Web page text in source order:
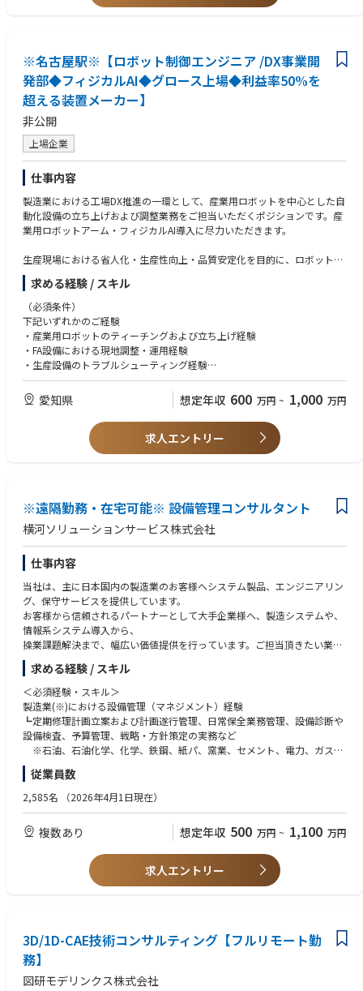
※名古屋駅※【ロボット制御エンジニア /DX事業開
発部◆フィジカルAI◆グロース上場◆利益率50%を
超える装置メーカー】
非公開
上場企業
仕事内容
製造業における工場DX推進の一環として、産業用ロボットを中心とした自
動化設備の立ち上げおよび調整業務をご担当いただくポジションです。産
業用ロボットアーム・フィジカルAI導入に尽力いただきます。
生産現場における省人化・生産性向上・品質安定化を目的に、ロボットシ
ステムを中心とした自動化ラインの構築および最適化を行っていただきま
す。
【業務内容】
・産業用ロボットのティーチングおよび動作調整
・ロボットアームの立ち上げ・現地調整
・FA設備の導入・試運転・最適化
・AMR（自律搬送ロボット）の導入支援・運用
・工場DXに伴う自動化設備の実装支援
【変更の範囲】会社の定める全ての業務
・機械設計、組立サポートエンジニア
・外観検査装置ソフトウェアエンジニア
・電気制御エンジニア
・AI画像検査ラインの導入・保守サポート
・AI外観検査_画像処理エンジニア
・AIテックリード
・AIエンジニア
※※※※※※※※※※※※※※※※※※※※※※※※※※※※※※※※※
※※※※※※※※※※※
■ご推薦ポイント
①経験の幅が広い：当社は前年150%成長のため案件数が増加していま
用したソリューションのため、製造現場DXにおける経験の幅や量を加速度
的に拡げることができます。
②昇給：当社は設備込みで数千万円の案件を粗利益率80％以上で受注納品
しております。そのため納品に直接的に携われる本ポジションでは活躍が
利益に直結するため、直近でご入社されたエンジニアの皆さまの多くが半
期の査定で評価され昇給しています。
③業務のやりがい(現場の声)：当社は営業が20代の製造業未経験でマイン
ドが良い人材を中心に構成されているため、若手の営業が必死に受注した
案件の納品を具現化すべく技術者としての腕が鳴り、やりがいを感じると
いう現場の声をいただいています。
④企業の成長性：3年11か月で上場し、検査工程の自動化ソリューション
した経営運営をしているため、長期でのキャリアを築ける環境がありま
す。
エンジニアは20代～60代と幅広いご年齢の方がご活躍されております。
求める経験 / スキル
（必須条件）
下記いずれかのご経験
・産業用ロボットのティーチングおよび立ち上げ経験
・FA設備における現地調整・運用経験
・生産設備のトラブルシューティング経験
・製造業またはFA業界での自動化設備対応経験
（歓迎条件）
・画像処理・カメラ調整経験
・AMR(自律搬送ロボット)の導入経験
・協働ロボット(関節型ロボット)の導入・運用経験
愛知県 想定年収 600 万円 ~ 1,000 万円
求人エントリー
※遠隔勤務・在宅可能※ 設備管理コンサルタント
横河ソリューションサービス株式会社
仕事内容
当社は、主に日本国内の製造業のお客様へシステム製品、エンジニアリン
グ、保守サービスを提供しています。
お客様から信頼されるパートナーとして大手企業様へ、製造システムや、
情報系システム導入から、
操業課題解決まで、幅広い価値提供を行っています。ご担当頂きたい業務
内容は以下の通りです。
＜仕事内容＞
●プラントにおける現場と経営をつなぐコンサルティング
設備管理コンサルタントとして現場の課題と経営の課題をつないで設備管
理のあるべき姿の構築支援や
生産性の向上、利益の最大化に貢献するための課題特定・業務改善コンサ
●保安力、設備信頼性、稼働率、保全性などの改善に向けたトータルアセ
ットマネジメント支援将来ビジョン策定支援
設備のライフサイクルにおいて設備を最大限活用するための戦略策定や
方針策定を支援するコンサルティング
●デジタルトランスフォーメーション（DX）実現支援
調査をして社内でメンバーと提案内容を検討して、お客様に提案を実施し
ます。
●課題特定や課題解決、業務改善を支援するための計画を立案して提案を
実施、受注後はその計画に基づいてコンサルティングを実施。
求める経験 / スキル
＜必須経験・スキル＞
製造業(※)における設備管理（マネジメント）経験
┗定期修理計画立案および計画遂行管理、日常保全業務管理、設備診断や
設備検査、予算管理、戦略・方針策定の実務など
※石油、石油化学、化学、鉄鋼、紙パ、窯業、セメント、電力、ガス、
自動車、FAなど
＜歓迎資格・スキル＞
設備維持管理士（石油学会）
設備等のリスクマネジメント技術者（日本高圧力技術協会）
設備管理士、計画保全士（日本プラントメンテナンス協会）
従業員数
2,585名 （2026年4月1日現在）
複数あり 想定年収 500 万円 ~ 1,100 万円
求人エントリー
3D/1D-CAE技術コンサルティング【フルリモート勤
務】
図研モデリンクス株式会社